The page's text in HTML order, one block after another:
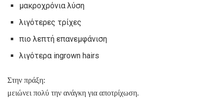
μακροχρόνια λύση
λιγότερες τρίχες
πιο λεπτή επανεμφάνιση
λιγότερα ingrown hairs
Στην πράξη:
μειώνει πολύ την ανάγκη για αποτρίχωση.